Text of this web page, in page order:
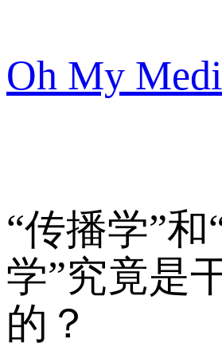
内
容
Oh My
“传播学”和
学”究竟是
的？